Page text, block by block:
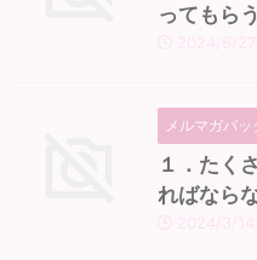
ってもら
メルマガバ
１．たく
ればなら